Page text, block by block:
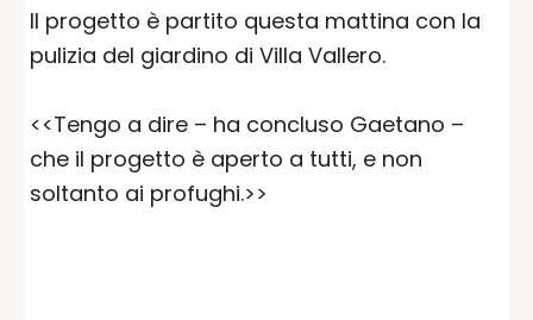
Il progetto è partito questa mattina con la
pulizia del giardino di Villa Vallero.
<<Tengo a dire – ha concluso Gaetano –
che il progetto è aperto a tutti, e non
soltanto ai profughi.>>